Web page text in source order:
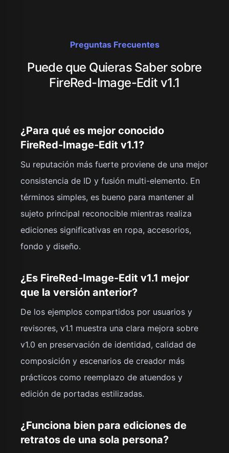
Preguntas Frecuentes
Puede que Quieras Saber sobre
FireRed-Image-Edit v1.1
¿Para qué es mejor conocido
FireRed-Image-Edit v1.1?
Su reputación más fuerte proviene de una mejor
consistencia de ID y fusión multi-elemento. En
términos simples, es bueno para mantener al
sujeto principal reconocible mientras realiza
ediciones significativas en ropa, accesorios,
fondo y diseño.
¿Es FireRed-Image-Edit v1.1 mejor
que la versión anterior?
De los ejemplos compartidos por usuarios y
revisores, v1.1 muestra una clara mejora sobre
v1.0 en preservación de identidad, calidad de
composición y escenarios de creador más
prácticos como reemplazo de atuendos y
edición de portadas estilizadas.
¿Funciona bien para ediciones de
retratos de una sola persona?